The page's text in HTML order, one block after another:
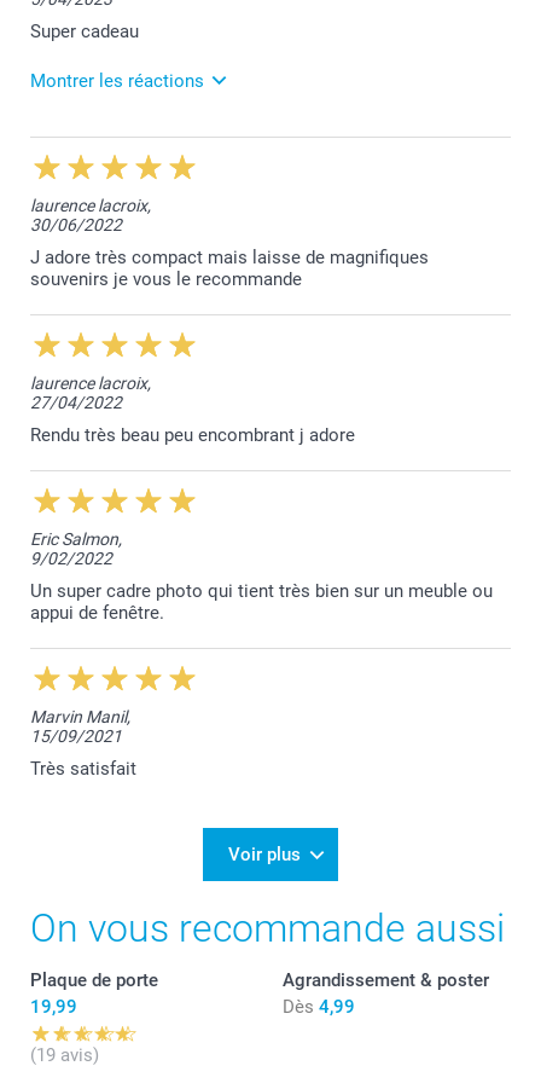
Super cadeau
Montrer les réactions
28/04/2023
14:20
Hallo Debby,
Leuk te horen dat onze aluminium tegel een "super"
cadeau vindt! Klanten zoals jij zijn onze motivatie.
Hartelijke groet!
Nathalie @smartphoto
laurence lacroix,
30/06/2022
J adore très compact mais laisse de magnifiques
souvenirs je vous le recommande
laurence lacroix,
27/04/2022
Rendu très beau peu encombrant j adore
Eric Salmon,
9/02/2022
Un super cadre photo qui tient très bien sur un meuble ou
appui de fenêtre.
Marvin Manil,
15/09/2021
Très satisfait
Voir plus
On vous recommande aussi
Plaque de porte
19,99
(19 avis)
Agrandissement & poster
Dès 4,99